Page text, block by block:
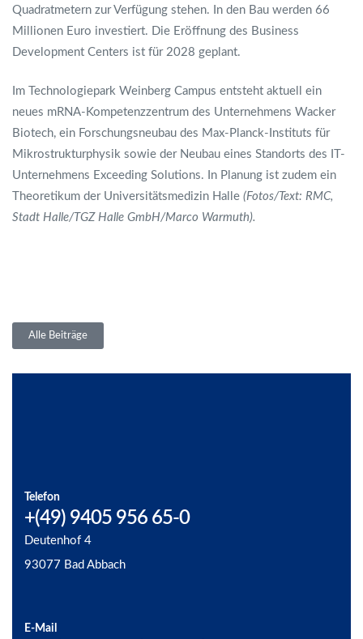
Quadratmetern zur Verfügung stehen. In den Bau werden 66
Millionen Euro investiert. Die Eröffnung des Business
Development Centers ist für 2028 geplant.
Im Technologiepark Weinberg Campus entsteht aktuell ein
neues mRNA-Kompetenzzentrum des Unternehmens Wacker
Biotech, ein Forschungsneubau des Max-Planck-Instituts für
Mikrostrukturphysik sowie der Neubau eines Standorts des IT-
Unternehmens Exceeding Solutions. In Planung ist zudem ein
Theoretikum der Universitätsmedizin Halle (Fotos/Text: RMC,
Stadt Halle/TGZ Halle GmbH/Marco Warmuth).
Alle Beiträge
Telefon
+(49) 9405 956 65-0
Deutenhof 4
93077 Bad Abbach
E-Mail